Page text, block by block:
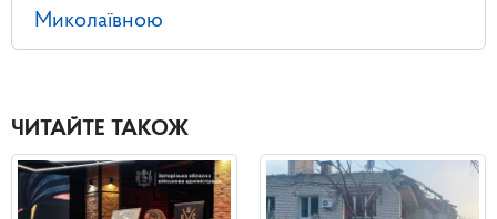
Миколаївною
ЧИТАЙТЕ ТАКОЖ